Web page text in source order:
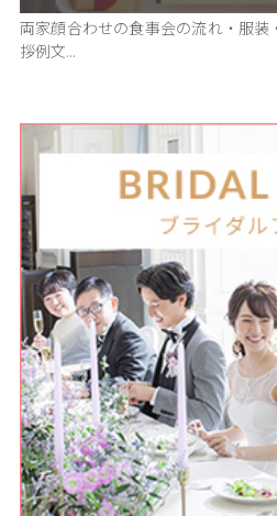
両家顔合わせの食事会の流れ・服
拶例文...